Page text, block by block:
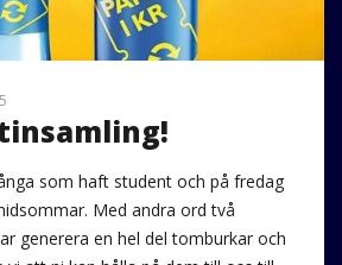
som haft student och på fredag
Med andra ord två
generera en hel del tomburkar och